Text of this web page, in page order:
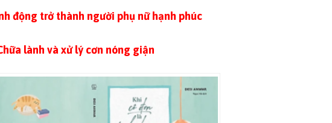
động trở thành người phụ nữ hạnh phúc
lành và xử lý cơn nóng giận